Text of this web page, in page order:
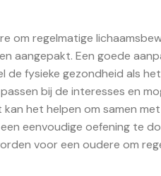
om regelmatige
aangepakt. Een goede
de fysieke gezondheid als
bij de interesses en
het helpen om samen
eenvoudige oefening te
voor een oudere om